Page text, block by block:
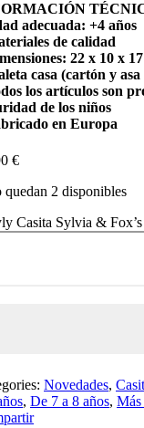
adecuada: +4 años
de calidad
22 x 10 x
casa (cartón y
los artículos son
de los niños
en Europa
€
quedan 2 disponibles
Casita Sylvia &
Novedades,
, De 7 a 8 años, Más